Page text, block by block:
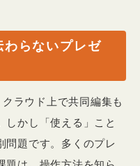
わらないプレゼ
ラウド上で共同編集も
しかし「使える」こと
問題です。多くのプレ